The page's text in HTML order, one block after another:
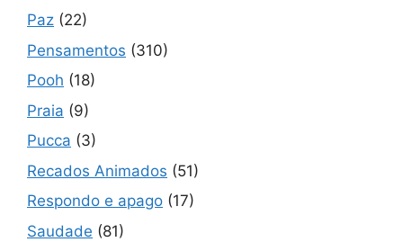
Paz (22)
Pensamentos (310)
Pooh (18)
Praia (9)
Pucca (3)
Recados Animados (51)
Respondo e apago (17)
Saudade (81)